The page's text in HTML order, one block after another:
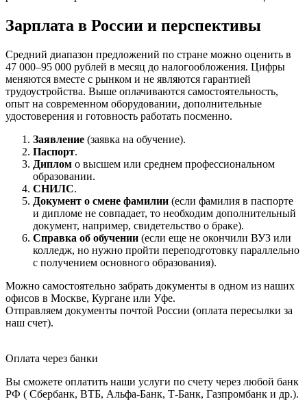
Зарплата в России и перспективы
Средний диапазон предложений по стране можно оценить в
47 000–95 000 рублей в месяц до налогообложения. Цифры
меняются вместе с рынком и не являются гарантией
трудоустройства. Выше оплачиваются самостоятельность,
опыт на современном оборудовании, дополнительные
удостоверения и готовность работать посменно.
Заявление (заявка на обучение).
Паспорт.
Диплом о высшем или среднем профессиональном
образовании.
СНИЛС.
Документ о смене фамилии (если фамилия в паспорте
и дипломе не совпадает, то необходим дополнительный
документ, например, свидетельство о браке).
Справка об обучении (если еще не окончили ВУЗ или
колледж, но нужно пройти переподготовку параллельно
с получением основного образования).
Можно самостоятельно забрать документы в одном из наших
офисов в Москве, Кургане или Уфе.
Отправляем документы почтой России (оплата пересылки за
наш счет).
Оплата через банки
Вы сможете оплатить наши услуги по счету через любой банк
РФ ( Сбербанк, ВТБ, Альфа-Банк, Т-Банк, Газпромбанк и др.).